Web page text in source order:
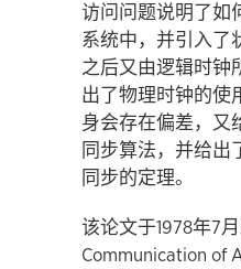
访问问题说明了如
系统中，并引入了
之后又由逻辑时钟
出了物理时钟的使
身会存在偏差，又
同步算法，并给出
同步的定理。
该论文于1978年7
Communication of